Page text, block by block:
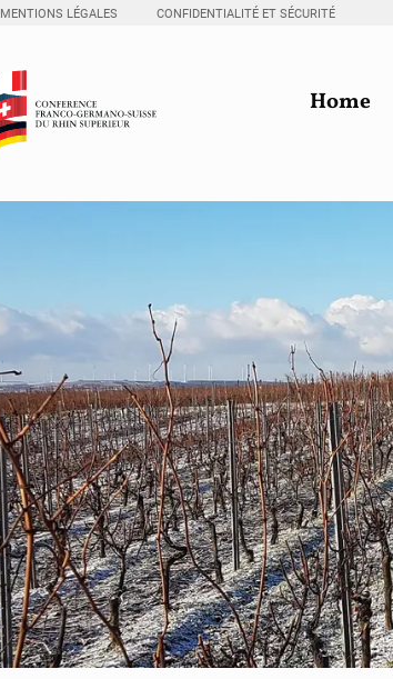
MENTIONS LÉGALES CONFIDENTIALITÉ ET SÉCURITÉ
Home